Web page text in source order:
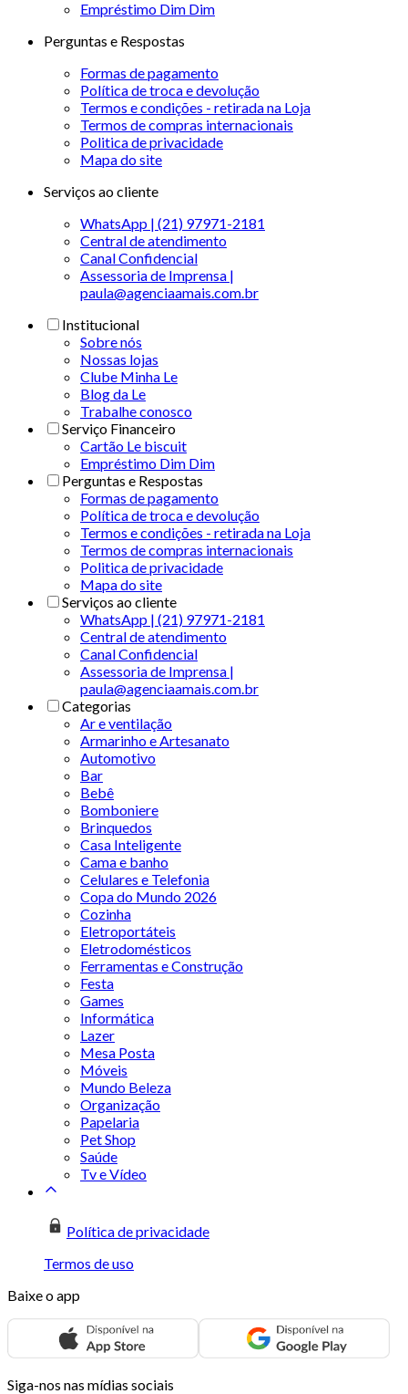
Empréstimo Dim Dim
Perguntas e Respostas
Formas de pagamento
Política de troca e devolução
Termos e condições - retirada na Loja
Termos de compras internacionais
Politica de privacidade
Mapa do site
Serviços ao cliente
WhatsApp | (21) 97971-2181
Central de atendimento
Canal Confidencial
Assessoria de Imprensa |
paula@agenciaamais.com.br
Institucional
Sobre nós
Nossas lojas
Clube Minha Le
Blog da Le
Trabalhe conosco
Serviço Financeiro
Cartão Le biscuit
Empréstimo Dim Dim
Perguntas e Respostas
Formas de pagamento
Política de troca e devolução
Termos e condições - retirada na Loja
Termos de compras internacionais
Politica de privacidade
Mapa do site
Serviços ao cliente
WhatsApp | (21) 97971-2181
Central de atendimento
Canal Confidencial
Assessoria de Imprensa |
paula@agenciaamais.com.br
Categorias
Ar e ventilação
Armarinho e Artesanato
Automotivo
Bar
Bebê
Bomboniere
Brinquedos
Casa Inteligente
Cama e banho
Celulares e Telefonia
Copa do Mundo 2026
Cozinha
Eletroportáteis
Eletrodomésticos
Ferramentas e Construção
Festa
Games
Informática
Lazer
Mesa Posta
Móveis
Mundo Beleza
Organização
Papelaria
Pet Shop
Saúde
Tv e Vídeo
Política de privacidade
Termos de uso
Baixe o app
Siga-nos nas mídias sociais